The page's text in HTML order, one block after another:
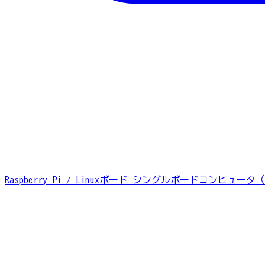
Raspberry Pi / Linuxボード シングルボードコンピュータ（